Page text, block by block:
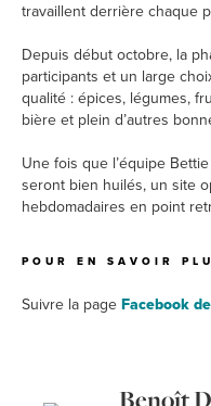
travaillent derrière chaque
Depuis début octobre, la
participants et un large
qualité : épices, légumes,
bière et plein d’autres
Une fois que l’équipe
seront bien huilés, un site
hebdomadaires en point
POUR EN SAVOIR
Suivre la page Facebook
Benoît